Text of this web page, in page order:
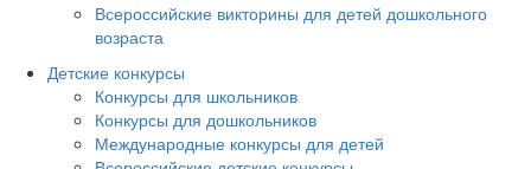
Всероссийские викторины для детей дошкольного
возраста
Детские конкурсы
Конкурсы для школьников
Конкурсы для дошкольников
Международные конкурсы для детей